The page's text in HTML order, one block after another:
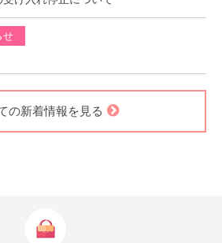
せ
の新着情報を見る